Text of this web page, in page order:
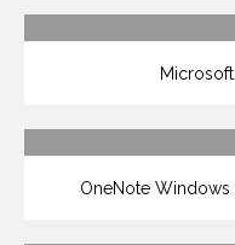
OneNote Windows